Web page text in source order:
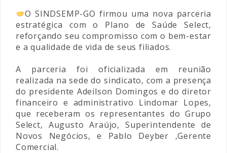
O SINDSEMP-GO firmou uma nova parceria
estratégica com o Plano de Saúde Select,
reforçando seu compromisso com o bem-estar
e a qualidade de vida de seus filiados.
A parceria foi oficializada em reunião
realizada na sede do sindicato, com a presença
do presidente Adeilson Domingos e do diretor
financeiro e administrativo Lindomar Lopes,
que receberam os representantes do Grupo
Select, Augusto Araújo, Superintendente de
Novos Negócios, e Pablo Deyber ,Gerente
Comercial.